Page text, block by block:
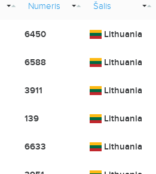
Numeris Šalis
6450 Lithuania
6588 Lithuania
3911 Lithuania
139 Lithuania
6633 Lithuania